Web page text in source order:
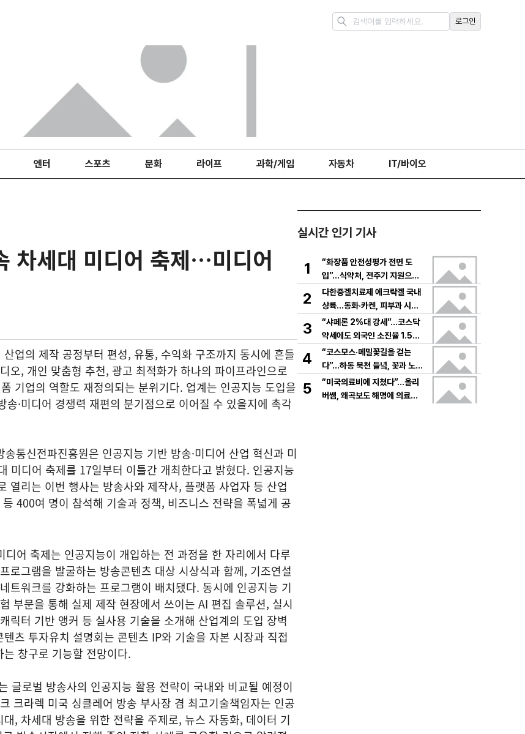
로그인
엔터 스포츠 문화 라이프 과학/게임 자동차 IT/바이오
차세대 미디어 축제…미디어
업의 제작 공정부터 편성, 유통, 수익화 구조까지 동시에 흔들
오, 개인 맞춤형 추천, 광고 최적화가 하나의 파이프라인으로
기업의 역할도 재정의되는 분위기다. 업계는 인공지능 도입을
송·미디어 경쟁력 재편의 분기점으로 이어질 수 있을지에 촉각
통신전파진흥원은 인공지능 기반 방송·미디어 산업 혁신과 미
미디어 축제를 17일부터 이틀간 개최한다고 밝혔다. 인공지능
열리는 이번 행사는 방송사와 제작사, 플랫폼 사업자 등 산업
400여 명이 참석해 기술과 정책, 비즈니스 전략을 폭넓게 공
어 축제는 인공지능이 개입하는 전 과정을 한 자리에서 다루
로그램을 발굴하는 방송콘텐츠 대상 시상식과 함께, 기조연설
트워크를 강화하는 프로그램이 배치됐다. 동시에 인공지능 기
부문을 통해 실제 제작 현장에서 쓰이는 AI 편집 솔루션, 실시
릭터 기반 앵커 등 실사용 기술을 소개해 산업계의 도입 장벽
츠 투자유치 설명회는 콘텐츠 IP와 기술을 자본 시장과 직접
창구로 기능할 전망이다.
글로벌 방송사의 인공지능 활용 전략이 국내와 비교될 예정이
크라렉 미국 싱클레어 방송 부사장 겸 최고기술책임자는 인공
, 차세대 방송을 위한 전략을 주제로, 뉴스 자동화, 데이터 기
실시간 인기 기사
1
“화장품 안전성평가 전면 도
입”…식약처, 전주기 지원으로
K뷰티 고도화
2
다한증겔치료제 에크락겔 국내
상륙…동화·카켄, 피부과 시장
공략
3
“샤페론 2%대 강세”…코스닥
약세에도 외국인 소진율 1.5
9% 기록
4
“코스모스·메밀꽃길을 걷는
다”…하동 북천 들녘, 꽃과 노래
로 물드는 가을의 하루
5
“미국의료비에 지쳤다”…올리
버쌤, 왜곡보도 해명에 의료시